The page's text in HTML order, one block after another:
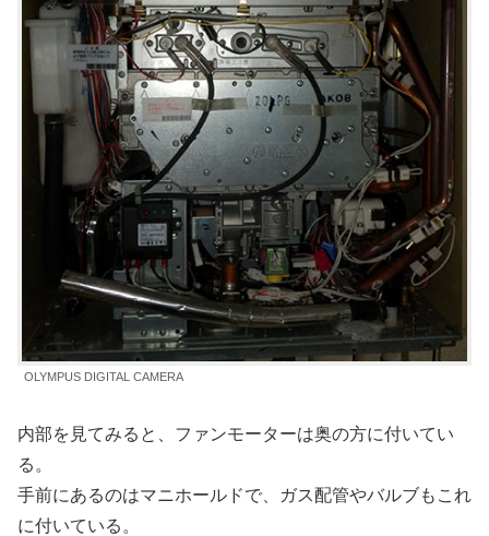
OLYMPUS DIGITAL CAMERA
内部を見てみると、ファンモーターは奥の方に付いてい
る。
手前にあるのはマニホールドで、ガス配管やバルブもこれ
に付いている。